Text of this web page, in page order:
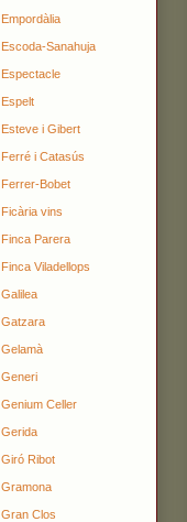
Empordàlia
Escoda-Sanahuja
Espectacle
Espelt
Esteve i Gibert
Ferré i Catasús
Ferrer-Bobet
Ficària vins
Finca Parera
Finca Viladellops
Galilea
Gatzara
Gelamà
Generi
Genium Celler
Gerida
Giró Ribot
Gramona
Gran Clos